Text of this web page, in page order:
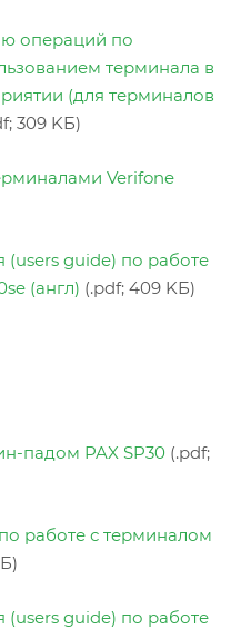
операций по
терминала в
(для терминалов
309 KБ)
Verifone
(users guide) по работе
(англ) (.pdf; 409 KБ)
падом PAX SP30 (.pdf;
работе с терминалом
(users guide) по работе